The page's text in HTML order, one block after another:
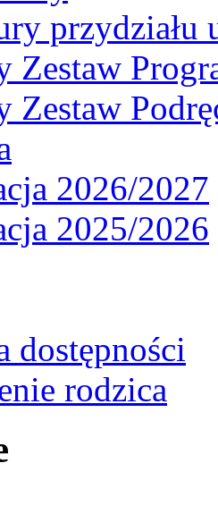
Zestaw
Zestaw
2026/2027
2025/2026
dostępności
rodzica